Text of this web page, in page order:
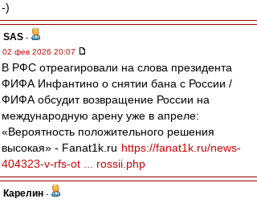
-)
SAS -
02 фев 2026 20:07
В РФС отреагировали на слова президента
ФИФА Инфантино о снятии бана с России /
ФИФА обсудит возвращение России на
международную арену уже в апреле:
«Вероятность положительного решения
высокая» - Fanat1k.ru https://fanat1k.ru/news-
404323-v-rfs-ot ... rossii.php
Карелин -